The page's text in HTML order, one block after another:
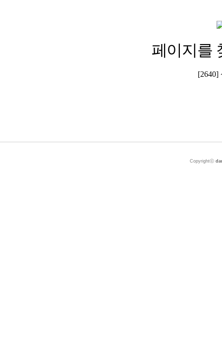
페이지를
[2640]
Copyrightⓒ